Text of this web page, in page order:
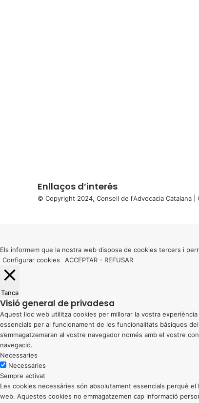
Enllaços d’interés
© Copyright 2024, Consell de l'Advocacia Catalana |
button
Els informem que la nostra web disposa de cookies tercers i
Configurar cookies
ACCEPTAR - REFUSAR
Tanca
Visió general de privadesa
Aquest lloc web utilitza cookies per millorar la vostra
essencials per al funcionament de les funcionalitats bàsiques
s’emmagatzemaran al vostre navegador només amb el vostre
navegació.
Necessaries
Necessaries
Sempre activat
Les cookies necessàries són absolutament essencials perquè
web. Aquestes cookies no emmagatzemen cap informació